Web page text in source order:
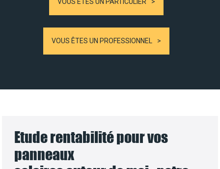
VOUS ÊTES UN PROFESSIONNEL
Etude rentabilité pour vos
panneaux